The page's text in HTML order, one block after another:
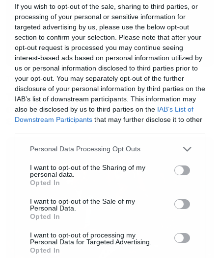
If you wish to opt-out of the sale, sharing to third parties, or
processing of your personal or sensitive information for
targeted advertising by us, please use the below opt-out
section to confirm your selection. Please note that after your
opt-out request is processed you may continue seeing
interest-based ads based on personal information utilized by
us or personal information disclosed to third parties prior to
your opt-out. You may separately opt-out of the further
disclosure of your personal information by third parties on the
IAB’s list of downstream participants. This information may
also be disclosed by us to third parties on the IAB’s List of
Downstream Participants that may further disclose it to other
Please note that this website/app uses one or more Google
not limited to your visit or usage behaviour. You may click to
grant or deny consent to Google and its third-party tags to
use your data for below specified purposes in below Google
consent section.
Personal Data Processing Opt Outs
I want to opt-out of the Sharing of my
personal data.
Opted In
I want to opt-out of the Sale of my
Personal Data.
Opted In
I want to opt-out of processing my
Personal Data for Targeted Advertising.
Opted In
χρησιμοποιούμε τον λογαριασμό μας στις
διακοπές μας ή όταν μετακινούμαστε, αλλά
λογικά δεν θα μπορεί να γίνεται χρήση από
διαφορετική τοποθεσία για μεγάλο χρονικό
διάστημα το οποίο ακόμα δεν έχει καθοριστεί
ακριβώς.
Αν θέλουμε λοιπόν να προσθέσουμε έξτρα
χρήστηστο λογαριασμό μας θα πρέπει να
παραδείγματα αυτή τη στιγμή είναι η Ισπανία
και η Πορτογαλία που ήταν ανάμεσα στις
τέσσερις χώρες που ξεκίνησε δοκιμαστικά αυτό
το νέο πρόγραμμα. Το κόστος ήταν στην πρώτη
έξι ευρώ για τον έξτρα χρήστη και τέσσερα στη
θα είναι λογικά εκεί.
TV
To πρώτο trailer για την τρίτη
σεζόν του Rings of Power είναι
εδώ